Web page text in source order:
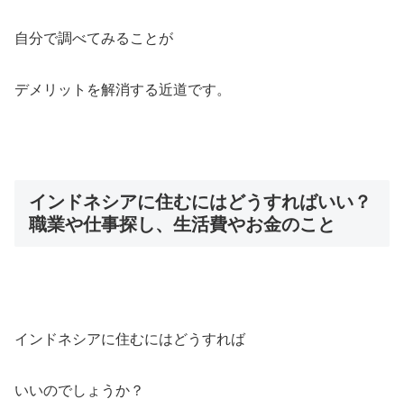
自分で調べてみることが
デメリットを解消する近道です。
インドネシアに住むにはどうすればいい？
職業や仕事探し、生活費やお金のこと
インドネシアに住むにはどうすれば
いいのでしょうか？